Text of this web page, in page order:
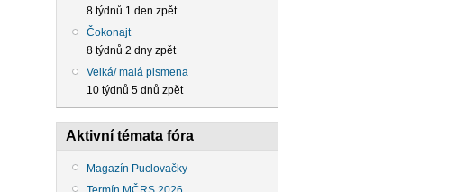
8 týdnů 1 den zpět
Čokonajt
8 týdnů 2 dny zpět
Velká/ malá pismena
10 týdnů 5 dnů zpět
Aktivní témata fóra
Magazín Puclovačky